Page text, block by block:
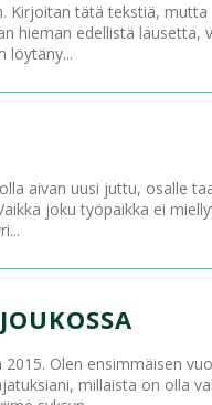
Kirjoitan tätä tekstiä, mutta
hieman edellistä lausetta,
löytäny...
aivan uusi juttu, osalle
joku työpaikka ei
Olen ensimmäisen
millaista on olla